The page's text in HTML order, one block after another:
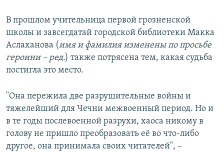
В прошлом учительница первой грозненской
школы и завсегдатай городской библиотеки Макка
Аслаханова (имя и фамилия изменены по просьбе
героини – ред.) также потрясена тем, какая судьба
постигла это место.
"Она пережила две разрушительные войны и
тяжелейший для Чечни межвоенный период. Но и
в те годы послевоенной разрухи, хаоса никому в
голову не пришло преобразовать её во что-либо
другое, она принимала своих читателей", –